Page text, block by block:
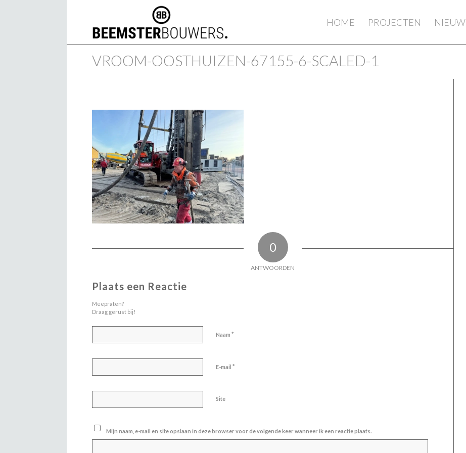
HOME PROJECTEN NIEUW
VROOM-OOSTHUIZEN-67155-6-SCALED-1
0
ANTWOORDEN
Plaats een Reactie
Meepraten?
Draag gerust bij!
Naam *
E-mail *
Site
Mijn naam, e-mail en site opslaan in deze browser voor de volgende keer wanneer ik een reactie plaats.